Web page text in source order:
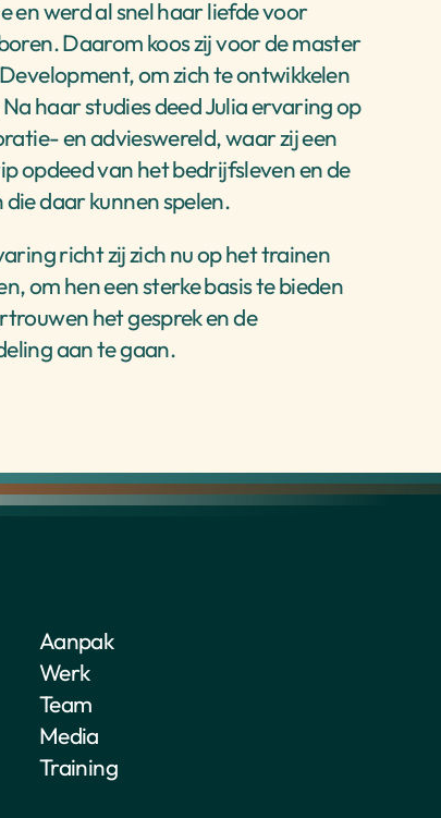
en werd al snel haar liefde voor
Daarom koos zij voor de master
om zich te ontwikkelen
haar studies deed Julia ervaring op
en advieswereld, waar zij een
opdeed van het bedrijfsleven en de
daar kunnen spelen.
richt zij zich nu op het trainen
om hen een sterke basis te bieden
het gesprek en de
aan te gaan.
Aanpak
Werk
Team
Media
Training